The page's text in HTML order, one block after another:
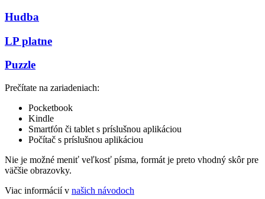
Hudba
LP platne
Puzzle
Prečítate na zariadeniach:
Pocketbook
Kindle
Smartfón či tablet s príslušnou aplikáciou
Počítač s príslušnou aplikáciou
Nie je možné meniť veľkosť písma, formát je preto vhodný skôr pre
väčšie obrazovky.
Viac informácií v našich návodoch